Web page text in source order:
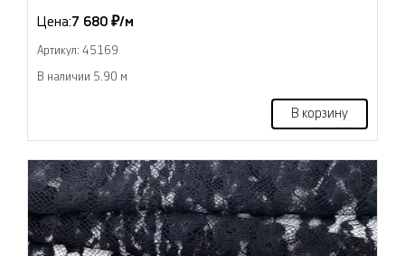
Цена:7 680 ₽/м
Артикул: 45169
В наличии 5.90 м
В корзину